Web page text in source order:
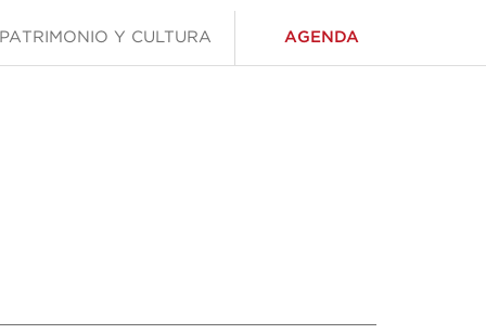
PATRIMONIO Y CULTURA AGENDA